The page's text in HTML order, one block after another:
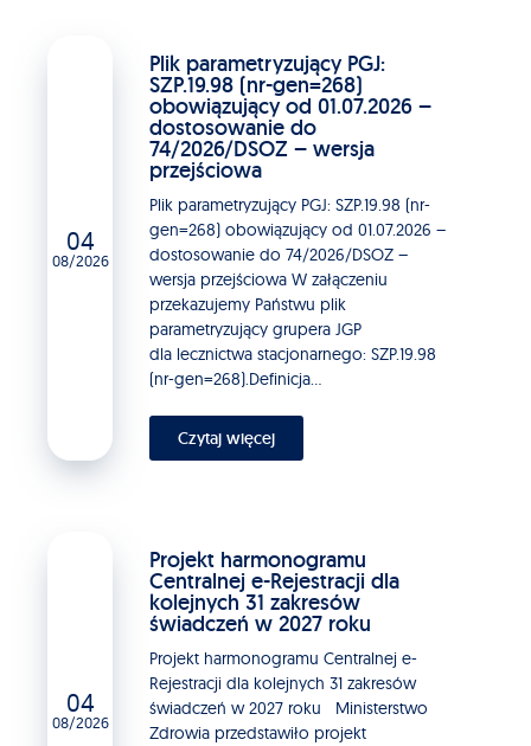
04
08/2026
Plik parametryzujący PGJ:
SZP.19.98 (nr-gen=268)
obowiązujący od 01.07.2026 –
dostosowanie do
74/2026/DSOZ – wersja
przejściowa
Plik parametryzujący PGJ: SZP.19.98 (nr-
gen=268) obowiązujący od 01.07.2026 –
dostosowanie do 74/2026/DSOZ –
wersja przejściowa W załączeniu
przekazujemy Państwu plik
parametryzujący grupera JGP
dla lecznictwa stacjonarnego: SZP.19.98
(nr-gen=268).Definicja...
Czytaj więcej
04
08/2026
Projekt harmonogramu
Centralnej e-Rejestracji dla
kolejnych 31 zakresów
świadczeń w 2027 roku
Projekt harmonogramu Centralnej e-
Rejestracji dla kolejnych 31 zakresów
świadczeń w 2027 roku Ministerstwo
Zdrowia przedstawiło projekt